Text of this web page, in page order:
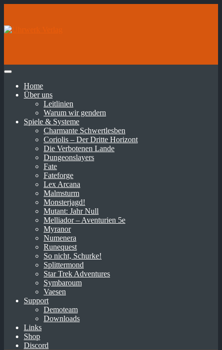
Home
Über uns
Leitlinien
Warum wir gendern
Spiele & Systeme
Charmante Schwertlesben
Coriolis – Der Dritte Horizont
Die Verbotenen Lande
Dungeonslayers
Fate
Fateforge
Lex Arcana
Malmsturm
Monsterjagd!
Mutant: Jahr Null
Melliador – Aventurien 5e
Myranor
Numenera
Runequest
So nicht, Schurke!
Splittermond
Star Trek Adventures
Symbaroum
Vaesen
Support
Demoteam
Downloads
Links
Shop
Discord